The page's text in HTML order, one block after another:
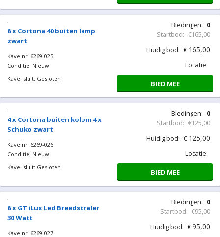
8 x Cortona 40 buiten lamp
zwart
Kavelnr: 6269-025
Conditie: Nieuw
Kavel sluit: Gesloten
Biedingen: 0
Startbod: €165,00
Huidig bod: € 165,00
Locatie:
BIED MEE
4 x Cortona buiten kolom 4 x
Schuko zwart
Kavelnr: 6269-026
Conditie: Nieuw
Kavel sluit: Gesloten
Biedingen: 0
Startbod: €125,00
Huidig bod: € 125,00
Locatie:
BIED MEE
8 x GT iLux Led Breedstraler
30 Watt
Kavelnr: 6269-027
Biedingen: 0
Startbod: €95,00
Huidig bod: €95,00